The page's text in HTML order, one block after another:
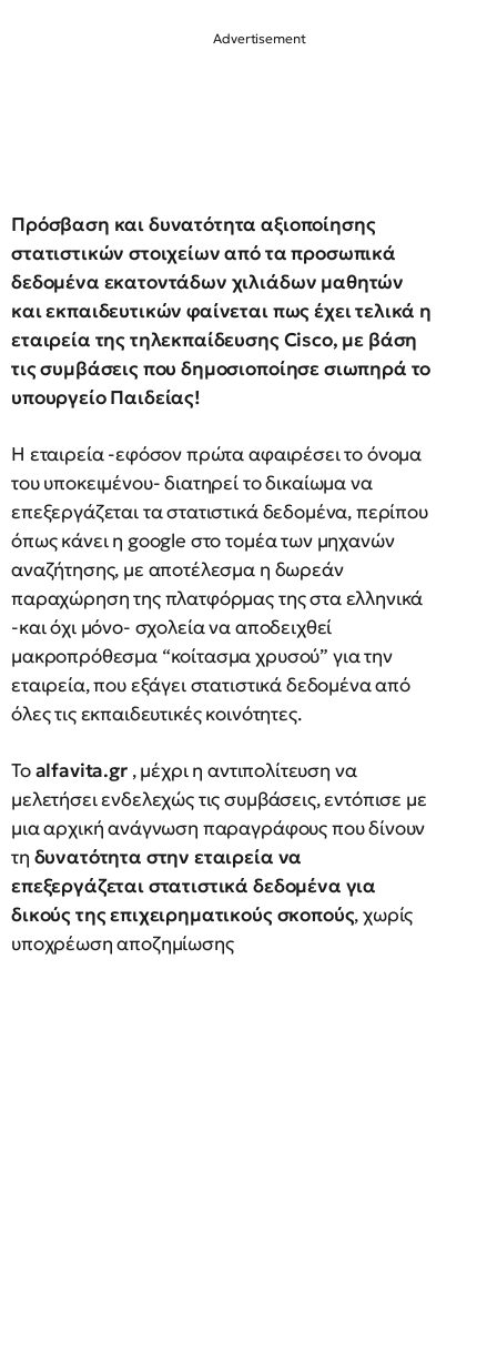
Πρόσβαση και δυνατότητα αξιοποίησης
στατιστικών στοιχείων από τα προσωπικά
δεδομένα εκατοντάδων χιλιάδων μαθητών
και εκπαιδευτικών φαίνεται πως έχει τελικά η
εταιρεία της τηλεκπαίδευσηςCisco, με βάση
τις συμβάσεις που δημοσιοποίησε σιωπηρά το
υπουργείο Παιδείας!
Η εταιρεία -εφόσον πρώτα αφαιρέσει το όνομα
του υποκειμένου- διατηρεί το δικαίωμα να
επεξεργάζεται τα στατιστικά δεδομένα, περίπου
όπως κάνει η google στο τομέα των μηχανών
αναζήτησης, με αποτέλεσμα η δωρεάν
παραχώρηση της πλατφόρμας της στα ελληνικά
-και όχι μόνο- σχολεία να αποδειχθεί
μακροπρόθεσμα “κοίτασμα χρυσού” για την
εταιρεία, που εξάγει στατιστικά δεδομένα από
όλες τις εκπαιδευτικές κοινότητες.
Τοalfavita.gr, μέχρι η αντιπολίτευση να
μελετήσει ενδελεχώς τις συμβάσεις, εντόπισε με
μια αρχική ανάγνωση παραγράφους που δίνουν
τη δυνατότητα στην εταιρεία να
επεξεργάζεται στατιστικά δεδομένα για
δικούς της επιχειρηματικούς σκοπούς, χωρίς
υποχρέωση αποζημίωσης